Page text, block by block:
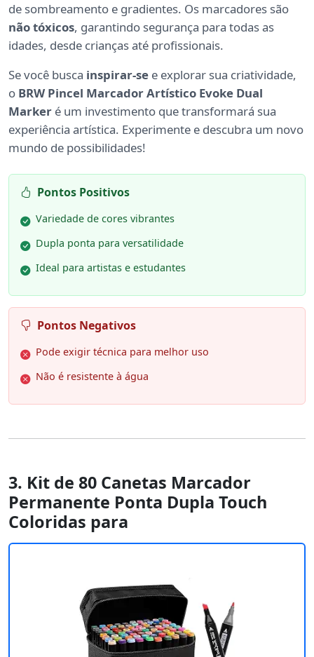
de sombreamento e gradientes. Os marcadores são
não tóxicos, garantindo segurança para todas as
idades, desde crianças até profissionais.
Se você busca inspirar-se e explorar sua criatividade,
o BRW Pincel Marcador Artístico Evoke Dual
Marker é um investimento que transformará sua
experiência artística. Experimente e descubra um novo
mundo de possibilidades!
Pontos Positivos
Variedade de cores vibrantes
Dupla ponta para versatilidade
Ideal para artistas e estudantes
Pontos Negativos
Pode exigir técnica para melhor uso
Não é resistente à água
3. Kit de 80 Canetas Marcador
Permanente Ponta Dupla Touch
Coloridas para